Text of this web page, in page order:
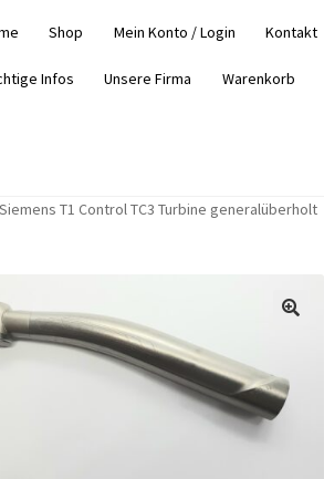
Shop Mein Konto / Login Kontakt
Infos Unsere Firma Warenkorb
T1 Control TC3 Turbine generalüberholt